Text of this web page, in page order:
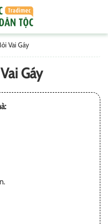
Vai Gáy
Gáy